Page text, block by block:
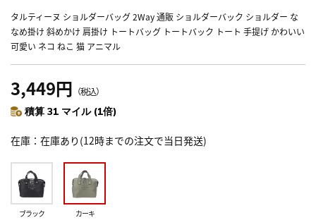
タルティーヌ ショルダーバッグ 2Way 通販 ショルダーバック ショルダー な
なめ掛け 斜めかけ 肩掛け トートバッグ トートバック トート 手提げ かわいい
可愛い ネコ ねこ 猫 アニマル
3,449円 （税込）
積算 31 マイル (1倍)
在庫 在庫あり(12時までの注文で当日発送)
ブラック カーキ